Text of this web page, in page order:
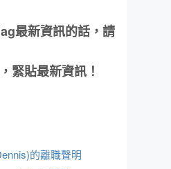
最新資訊的話，請
緊貼最新資訊！
的離職聲明